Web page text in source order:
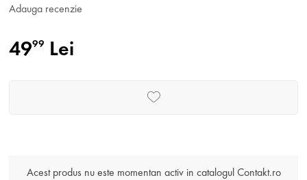
Adauga recenzie
4999 Lei
Acest produs nu este momentan activ in catalogul Contakt.ro